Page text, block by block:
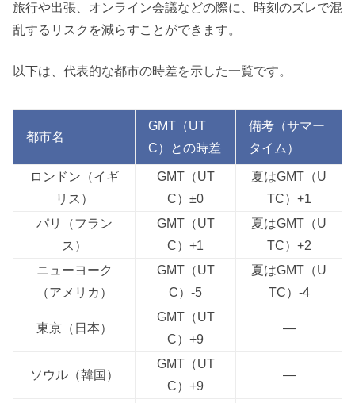
旅行や出張、オンライン会議などの際に、時刻のズレで混
乱するリスクを減らすことができます。
以下は、代表的な都市の時差を示した一覧です。
都市名
GMT（UT
C）との時差
備考（サマー
タイム）
ロンドン（イギ
リス）
GMT（UT
C）±0
夏はGMT（U
TC）+1
パリ（フラン
ス）
GMT（UT
C）+1
夏はGMT（U
TC）+2
ニューヨーク
（アメリカ）
GMT（UT
C）-5
夏はGMT（U
TC）-4
東京（日本）
GMT（UT
C）+9
—
ソウル（韓国）
GMT（UT
C）+9
—